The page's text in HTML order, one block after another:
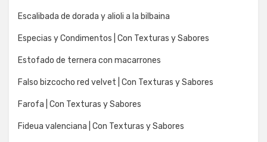
Escalibada de dorada y alioli a la bilbaina
Especias y Condimentos | Con Texturas y Sabores
Estofado de ternera con macarrones
Falso bizcocho red velvet | Con Texturas y Sabores
Farofa | Con Texturas y Sabores
Fideua valenciana | Con Texturas y Sabores